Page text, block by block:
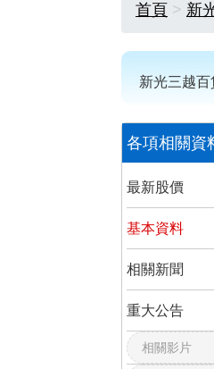
首頁 新
新光三越
各項相關資
最新股價
基本資料
相關新聞
重大公告
相關影片